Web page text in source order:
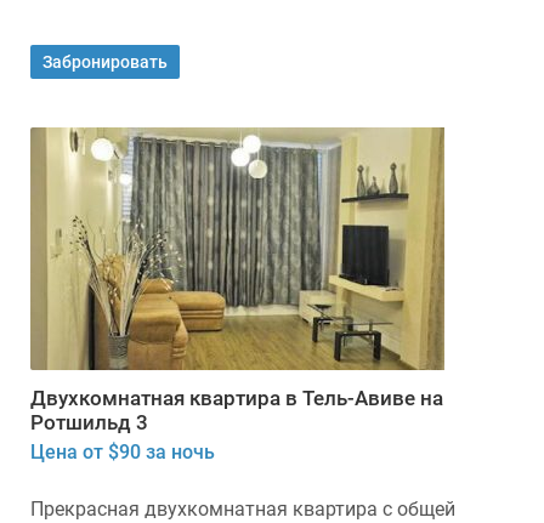
Забронировать
Двухкомнатная квартира в Тель-Авиве на
Ротшильд 3
Цена от $90 за ночь
Прекрасная двухкомнатная квартира с общей